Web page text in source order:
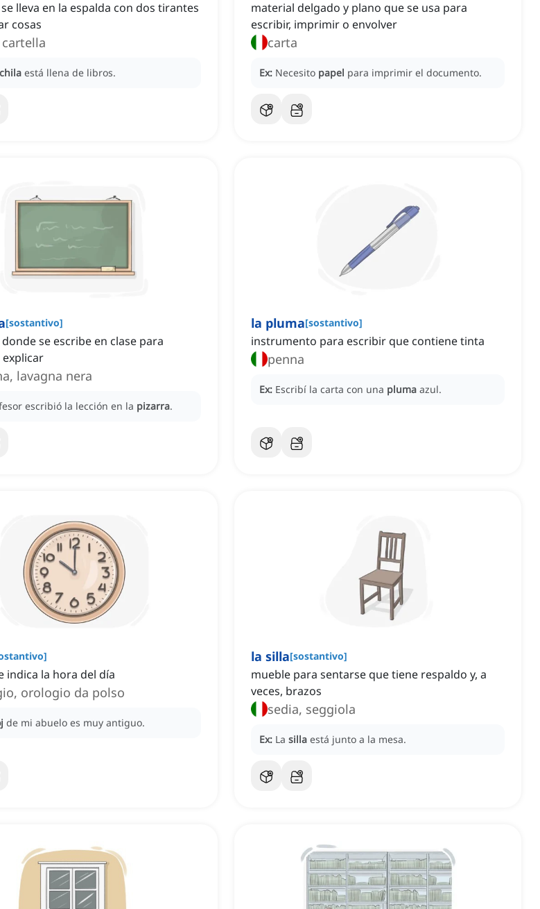
lleva en la espalda con dos tirantes
cosas
está llena de libros.
material delgado y plano que se usa para
escribir, imprimir o envolver
carta
Ex: Necesito papel para imprimir el documento.
[sostantivo]
se escribe en clase para
lavagna nera
escribió la lección en la pizarra.
la pluma[sostantivo]
instrumento para escribir que contiene tinta
penna
Ex: Escribí la carta con una pluma azul.
]
indica la hora del día
orologio da polso
de mi abuelo es muy antiguo.
la silla[sostantivo]
mueble para sentarse que tiene respaldo y, a
veces, brazos
sedia, seggiola
Ex: La silla está junto a la mesa.